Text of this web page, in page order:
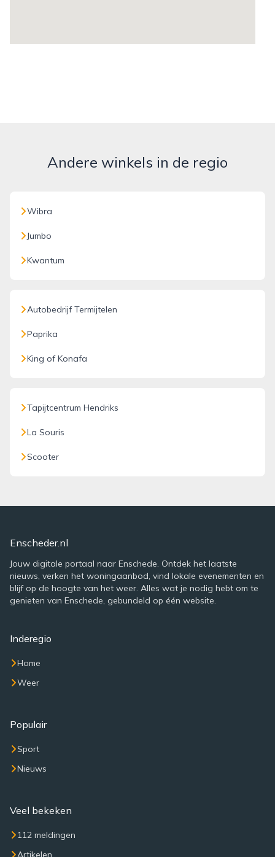
Andere winkels in de regio
Wibra
Jumbo
Kwantum
Autobedrijf Termijtelen
Paprika
King of Konafa
Tapijtcentrum Hendriks
La Souris
Scooter
Enscheder.nl
Jouw digitale portaal naar Enschede. Ontdek het laatste
nieuws, verken het woningaanbod, vind lokale evenementen en
blijf op de hoogte van het weer. Alles wat je nodig hebt om te
genieten van Enschede, gebundeld op één website.
Inderegio
Home
Weer
Populair
Sport
Nieuws
Veel bekeken
112 meldingen
Artikelen